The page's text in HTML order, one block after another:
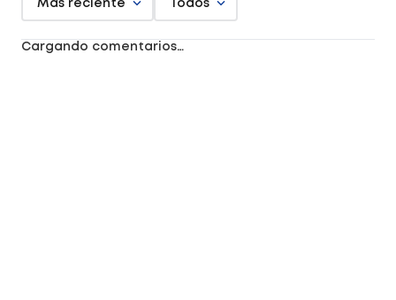
Más reciente Todos
Cargando comentarios…